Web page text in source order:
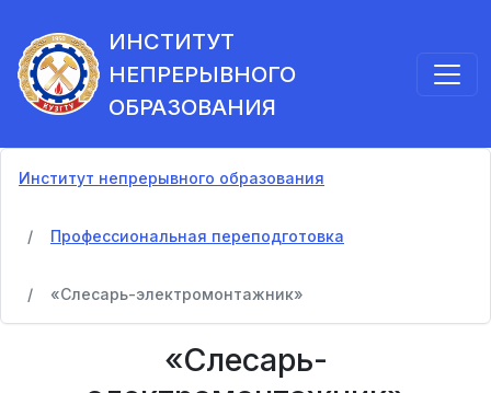
ИНСТИТУТ
НЕПРЕРЫВНОГО
ОБРАЗОВАНИЯ
Институт непрерывного образования
Профессиональная переподготовка
«Слесарь-электромонтажник»
«Слесарь-